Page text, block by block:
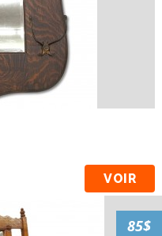
VOIR
85$